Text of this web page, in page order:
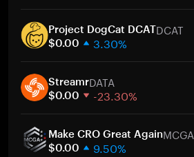
30日間
時価総額
Project DogCat DCATDCAT
$0.00 3.30%
30日間
時価総額
StreamrDATA
$0.00 -23.30%
30日間
時価総額
Make CRO Great AgainMCGA
$0.00 9.50%